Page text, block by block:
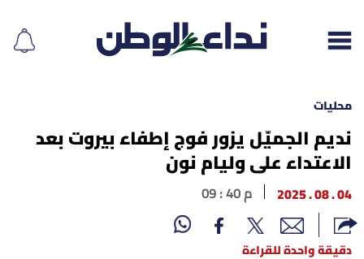
إقرأ الجريدة
لبنان
الغلاف
محليات
نديم الجميّل يزور فوج إطفاء بيروت بعد
الاعتداء على وليام نون
04 . 08 . 2025 09 : 40 م
دقيقة واحدة للقراءة